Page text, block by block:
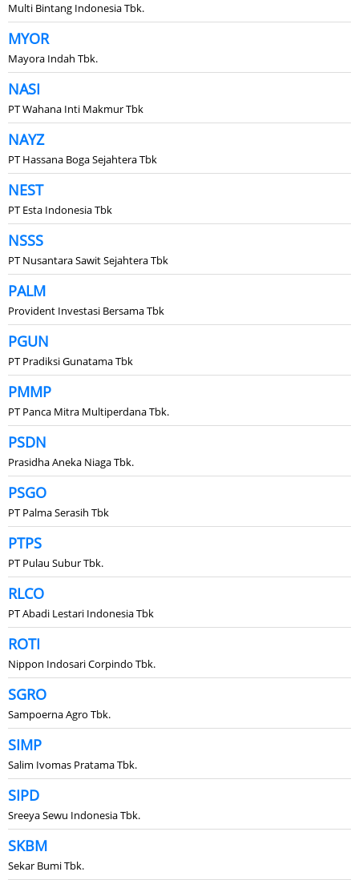
Multi Bintang Indonesia Tbk.
MYOR
Mayora Indah Tbk.
NASI
PT Wahana Inti Makmur Tbk
NAYZ
PT Hassana Boga Sejahtera Tbk
NEST
PT Esta Indonesia Tbk
NSSS
PT Nusantara Sawit Sejahtera Tbk
PALM
Provident Investasi Bersama Tbk
PGUN
PT Pradiksi Gunatama Tbk
PMMP
PT Panca Mitra Multiperdana Tbk.
PSDN
Prasidha Aneka Niaga Tbk.
PSGO
PT Palma Serasih Tbk
PTPS
PT Pulau Subur Tbk.
RLCO
PT Abadi Lestari Indonesia Tbk
ROTI
Nippon Indosari Corpindo Tbk.
SGRO
Sampoerna Agro Tbk.
SIMP
Salim Ivomas Pratama Tbk.
SIPD
Sreeya Sewu Indonesia Tbk.
SKBM
Sekar Bumi Tbk.